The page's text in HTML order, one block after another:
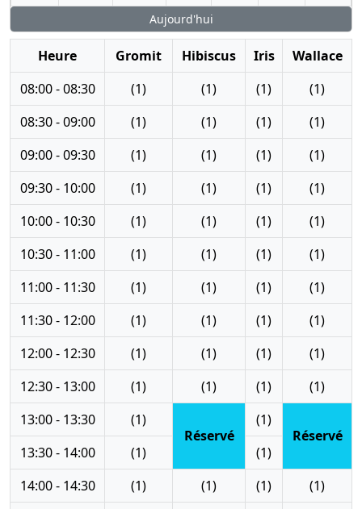
Aujourd'hui
Heure Gromit Hibiscus Iris
Wallace
08:00 - 08:30
(1) (1) (1)
(1)
08:30 - 09:00
(1) (1) (1)
(1)
09:00 - 09:30
(1) (1) (1)
(1)
09:30 - 10:00
(1) (1) (1)
(1)
10:00 - 10:30
(1) (1) (1)
(1)
10:30 - 11:00
(1) (1) (1)
(1)
11:00 - 11:30
(1) (1) (1)
(1)
11:30 - 12:00
(1) (1) (1)
(1)
12:00 - 12:30
(1) (1) (1)
(1)
12:30 - 13:00
(1) (1) (1)
(1)
13:00 - 13:30
(1)
Réservé
(1)
Réservé
13:30 - 14:00
(1)
(1)
14:00 - 14:30
(1) (1) (1)
(1)